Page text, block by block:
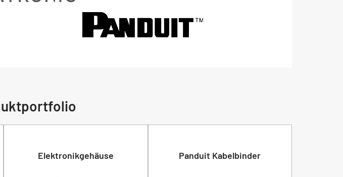
Elektronikgehäuse Panduit Kabelbinder